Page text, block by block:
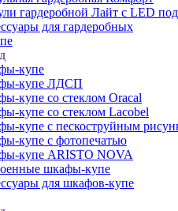
гардеробной Лайт с LED
для гардеробных
купе
купе ЛДСП
купе со стеклом Oracal
купе со стеклом Lacobel
купе с пескоструйным
купе с фотопечатью
купе ARISTO NOVA
шкафы-купе
для шкафов-купе